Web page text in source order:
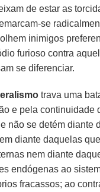
de estar as
se
inimigos
furioso contra
se diferenciar.
trava uma
e pela continuidade
não se detém diante
diante daquelas
nem diante
endógenas ao
fracassos; ao